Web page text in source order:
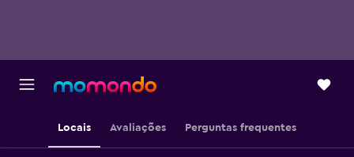
Locais Avaliações Perguntas frequentes